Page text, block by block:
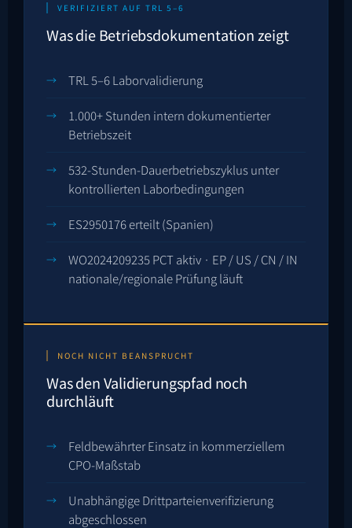
VERIFIZIERT AUF TRL 5–6
Was die Betriebsdokumentation zeigt
TRL 5–6 Laborvalidierung
1.000+ Stunden intern dokumentierter
Betriebszeit
532-Stunden-Dauerbetriebszyklus unter
kontrollierten Laborbedingungen
ES2950176erteilt (Spanien)
WO2024209235PCT aktiv · EP / US / CN / IN
nationale/regionale Prüfung läuft
NOCH NICHT BEANSPRUCHT
Was den Validierungspfad noch
durchläuft
Feldbewährter Einsatz in kommerziellem
CPO-Maßstab
Unabhängige Drittparteienverifizierung
abgeschlossen